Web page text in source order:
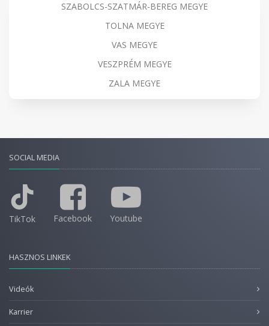
SZABOLCS-SZATMÁR-BEREG MEGYE
TOLNA MEGYE
VAS MEGYE
VESZPRÉM MEGYE
ZALA MEGYE
SOCIAL MEDIA
TikTok Facebook Youtube
HASZNOS LINKEK
Videók
Karrier